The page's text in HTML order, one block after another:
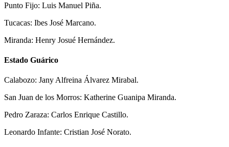
Punto Fijo: Luis Manuel Piña.
Tucacas: Ibes José Marcano.
Miranda: Henry Josué Hernández.
Estado Guárico
Calabozo: Jany Alfreina Álvarez Mirabal.
San Juan de los Morros: Katherine Guanipa Miranda.
Pedro Zaraza: Carlos Enrique Castillo.
Leonardo Infante: Cristian José Norato.